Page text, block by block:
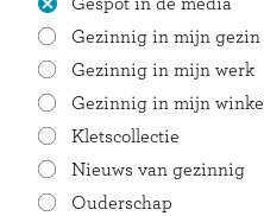
Gezinnig in mijn gezin
Gezinnig in mijn werk
Gezinnig in mijn winkel
Kletscollectie
Nieuws van gezinnig
Ouderschap